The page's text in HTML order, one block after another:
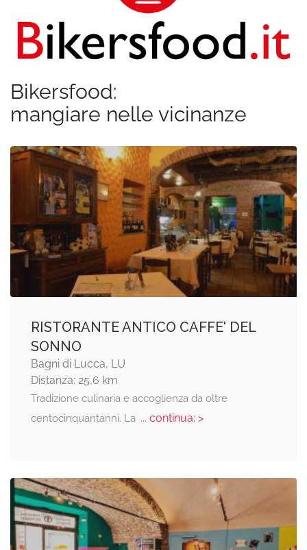
Bikersfood:
mangiare nelle vicinanze
RISTORANTE ANTICO CAFFE' DEL
SONNO
Bagni di Lucca, LU
Distanza: 25,6 km
Tradizione culinaria e accoglienza da oltre
centocinquantanni. La ... continua: >